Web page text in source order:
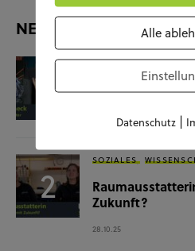
NEUESTE BEITRÄGE
KUNST UND KULTUR
Film-Check
SOZIALES
Zukunft?
28.10.25
Alle
Datenschutz|